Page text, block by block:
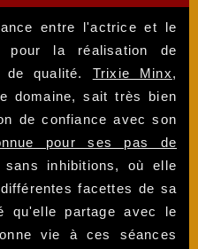
entre l'actrice et le
pour la réalisation de
de qualité. Trixie Minx,
domaine, sait très bien
de confiance avec son
pour ses pas de
inhibitions, où elle
facettes de sa
qu'elle partage avec le
vie à ces séances